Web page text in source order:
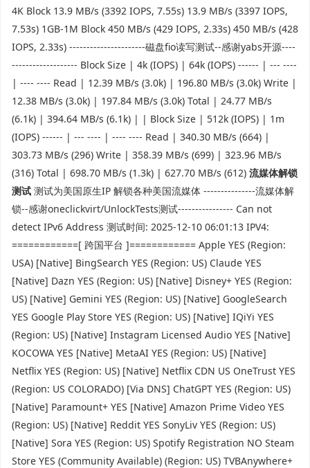
4K Block 13.9 MB/s (3392 IOPS, 7.55s) 13.9 MB/s (3397 IOPS,
7.53s) 1GB-1M Block 450 MB/s (429 IOPS, 2.33s) 450 MB/s (428
IOPS, 2.33s) ----------------------磁盘fio读写测试--感谢yabs开源----
------------------- Block Size | 4k (IOPS) | 64k (IOPS) ------ | --- ----
| ---- ---- Read | 12.39 MB/s (3.0k) | 196.80 MB/s (3.0k) Write |
12.38 MB/s (3.0k) | 197.84 MB/s (3.0k) Total | 24.77 MB/s
(6.1k) | 394.64 MB/s (6.1k) | | Block Size | 512k (IOPS) | 1m
(IOPS) ------ | --- ---- | ---- ---- Read | 340.30 MB/s (664) |
303.73 MB/s (296) Write | 358.39 MB/s (699) | 323.96 MB/s
(316) Total | 698.70 MB/s (1.3k) | 627.70 MB/s (612) 流媒体解锁
测试 测试为美国原生IP 解锁各种美国流媒体 ---------------流媒体解
锁--感谢oneclickvirt/UnlockTests测试---------------- Can not
detect IPv6 Address 测试时间: 2025-12-10 06:01:13 IPV4:
============[ 跨国平台 ]============ Apple YES (Region:
USA) [Native] BingSearch YES (Region: US) Claude YES
[Native] Dazn YES (Region: US) [Native] Disney+ YES (Region:
US) [Native] Gemini YES (Region: US) [Native] GoogleSearch
YES Google Play Store YES (Region: US) [Native] IQiYi YES
(Region: US) [Native] Instagram Licensed Audio YES [Native]
KOCOWA YES [Native] MetaAI YES (Region: US) [Native]
Netflix YES (Region: US) [Native] Netflix CDN US OneTrust YES
(Region: US COLORADO) [Via DNS] ChatGPT YES (Region: US)
[Native] Paramount+ YES [Native] Amazon Prime Video YES
(Region: US) [Native] Reddit YES SonyLiv YES (Region: US)
[Native] Sora YES (Region: US) Spotify Registration NO Steam
Store YES (Community Available) (Region: US) TVBAnywhere+